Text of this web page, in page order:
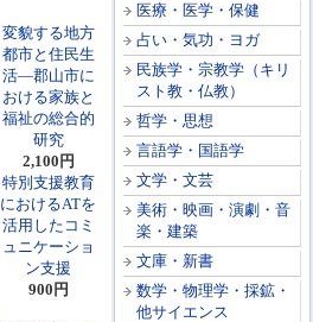
医療・医学・保健
占い・気功・ヨガ
民族学・宗教学（キリ
スト教・仏教）
哲学・思想
言語学・国語学
文学・文芸
美術・映画・演劇・音
楽・建築
文庫・新書
数学・物理学・採鉱・
他サイエンス
変貌する地方
都市と住民生
活―郡山市に
おける家族と
福祉の総合的
研究
2,100円
特別支援教育
におけるATを
活用したコミ
ュニケーショ
ン支援
900円